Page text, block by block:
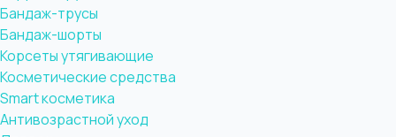
Бандаж-трусы
Бандаж-шорты
Корсеты утягивающие
Косметические средства
Smart косметика
Антивозрастной уход